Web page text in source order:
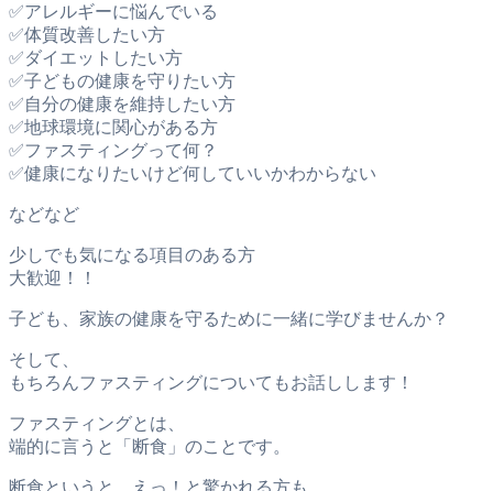
✅アレルギーに悩んでいる
✅体質改善したい方
✅ダイエットしたい方
✅子どもの健康を守りたい方
✅自分の健康を維持したい方
✅地球環境に関心がある方
✅ファスティングって何？
✅健康になりたいけど何していいかわからない
などなど
少しでも気になる項目のある方
大歓迎！！
子ども、家族の健康を守るために一緒に学びませんか？
そして、
もちろんファスティングについてもお話しします！
ファスティングとは、
端的に言うと「断食」のことです。
断食というと、えっ！と驚かれる方も